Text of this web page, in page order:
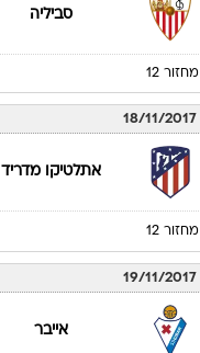
סביליה
מחזור 12
18/11/2017
אתלטיקו מדריד
מחזור 12
19/11/2017
אייבר